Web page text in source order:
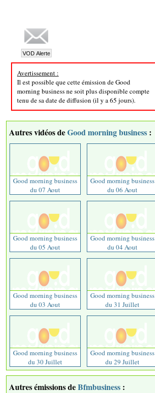
Avertissement :
Il est possible que cette émission de Good
morning business ne soit plus disponible compte
tenu de sa date de diffusion (il y a 65 jours).
Autres vidéos deGood morning business :
Good morning business
du 07 Aout
Good morning business
du 06 Aout
Good morning business
du 05 Aout
Good morning business
du 04 Aout
Good morning business
du 03 Aout
Good morning business
du 31 Juillet
Good morning business
du 30 Juillet
Good morning business
du 29 Juillet
Autres émissions deBfmbusiness :